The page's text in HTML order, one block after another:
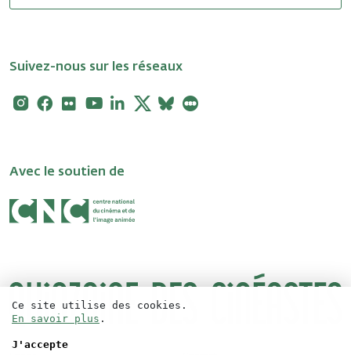
Suivez-nous sur les réseaux
Instagram
Facebook
FlickrYoutubeLinkedin
X Bluesky
Avec le soutien de
Ce site utilise des cookies.
En savoir plus .
J'accepte